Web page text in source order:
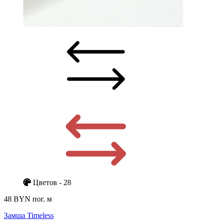
Цветов - 28
48 BYN пог. м
Замша Timeless